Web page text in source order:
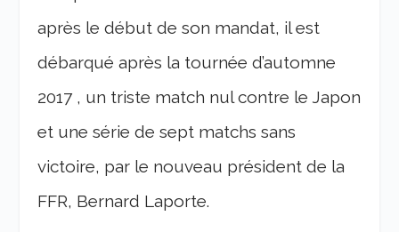
après le début de son mandat, il est
débarqué après la tournée d’automne
2017 , un triste match nul contre le Japon
et une série de sept matchs sans
victoire, par le nouveau président de la
FFR, Bernard Laporte.